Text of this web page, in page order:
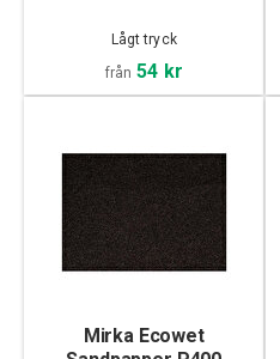
Lågt tryck
från 54 kr
Mirka Ecowet